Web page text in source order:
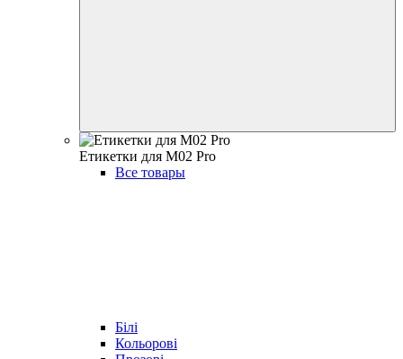
Етикетки для M02 Pro
Все товары
Білі
Кольорові